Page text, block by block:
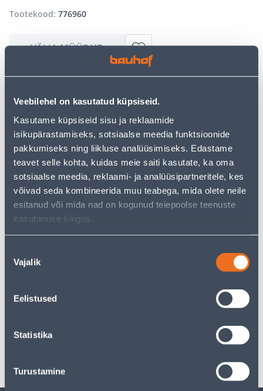
Veebilehel on kasutatud küpsiseid.
Kasutame küpsiseid sisu ja reklaamide
isikupärastamiseks, sotsiaalse meedia funktsioonide
pakkumiseks ning liikluse analüüsimiseks. Edastame
teavet selle kohta, kuidas meie saiti kasutate, ka oma
sotsiaalse meedia, reklaami- ja analüüsipartneritele, kes
võivad seda kombineerida muu teabega, mida olete neile
esitanud või mida nad on kogunud teiepoolse teenuste
kasutamise käigus.
valik
Vajalik
Eelistused
Statistika
Turustamine
Tootekood: 776960
VÄLJA MÜÜDUD
hetkel suure nõudluse tõttu ajutiselt otsas. Siiski
pakume suurepäraseid alternatiive samast
tootekategooriast, mis võivad teile sama palju rõõmu
pakkuda!
Teie ostlemisrõõm ei pea aga siin lõppema - oma
uurimistööd saate jätkata, naastesavalehele või
kasutades meie võimsat otsingufunktsiooni, et leida
veelgi meelepärasemad valikuid. Head ostlemist!
• 14-päevane tagastusõigus.